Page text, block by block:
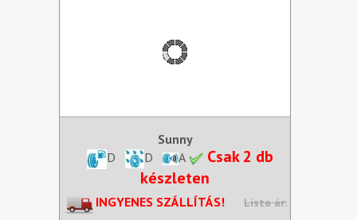
Sunny
D
D A
Csak 2 db
készleten
INGYENES SZÁLLÍTÁS!
Lista ár: